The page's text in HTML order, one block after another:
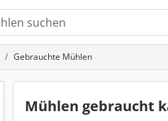
Gebrauchte Mühlen
Mühlen gebraucht